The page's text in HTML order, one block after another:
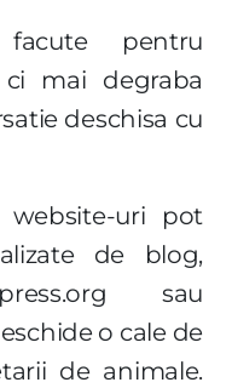
pentru
mai degraba
deschisa cu
uri pot
de blog,
sau
o cale de
de animale.